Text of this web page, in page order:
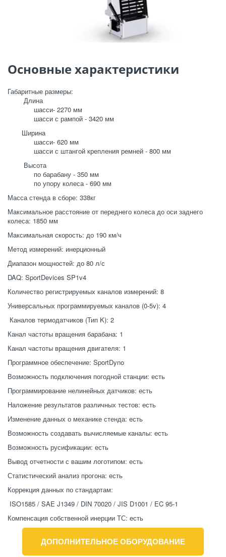
Основные характеристики
﻿Габаритные размеры:
Длина
шасси- 2270 мм
шасси с рампой - 3420 мм
Ширина
шасси- 620 мм
шасси с штангой крепления ремней - 800 мм
Высота
по барабану - 350 мм
по упору колеса - 690 мм
Масса стенда в сборе: 338кг
Максимальное расстояние от переднего колеса до оси заднего
колеса: 1850 мм
Максимальная скорость: до 190 км/ч
Метод измерений: инерционный
Диапазон мощностей: до 80 л/с
DAQ: SportDevices SP1v4
Количество регистрируемых каналов измерений: 8
Универсальных программируемых каналов (0-5v): 4
Каналов термодатчиков (Тип K): 2
Канал частоты вращения барабана: 1
Канал частоты вращения двигателя: 1
﻿Программное обеспечение: SportDyno
Возможность подключения погодной станции: есть
Программирование нелинейных датчиков: есть
Наложение результатов различных тестов: есть
Изменение данных о механике стенда: есть
Возможность создавать вычисляемые каналы: есть
Возможность русификации: есть
Вывод отчетности с вашим логотипом: есть
Статистический анализ прогона: есть
Коррекция данных по стандартам:
ISO1585 / SAE J1349 / DIN 70020 / JIS D1001 / EC 95-1
Компенсация собственной инерции ТС: есть
ДОПОЛНИТЕЛЬНОЕ ОБОРУДОВАНИЕ